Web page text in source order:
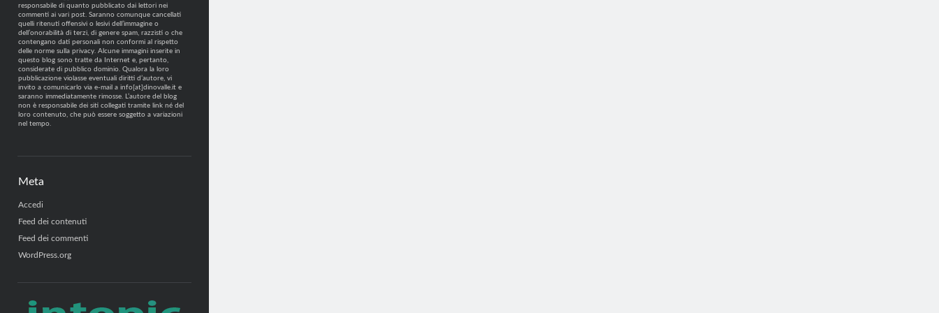
responsabile di quanto pubblicato dai lettori nei
commenti ai vari post. Saranno comunque cancellati
quelli ritenuti offensivi o lesivi dell’immagine o
dell’onorabilità di terzi, di genere spam, razzisti o che
contengano dati personali non conformi al rispetto
delle norme sulla privacy. Alcune immagini inserite in
questo blog sono tratte da Internet e, pertanto,
considerate di pubblico dominio. Qualora la loro
pubblicazione violasse eventuali diritti d’autore, vi
invito a comunicarlo via e-mail a info[at]dinovalle.it e
saranno immediatamente rimosse. L’autore del blog
non è responsabile dei siti collegati tramite link né del
loro contenuto, che può essere soggetto a variazioni
nel tempo.
Meta
Accedi
Feed dei contenuti
Feed dei commenti
WordPress.org